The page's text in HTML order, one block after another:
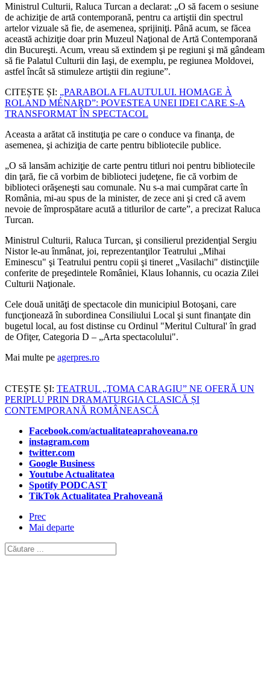
Ministrul Culturii, Raluca Turcan a declarat: „O să facem o sesiune
de achiziţie de artă contemporană, pentru ca artiştii din spectrul
artelor vizuale să fie, de asemenea, sprijiniţi. Până acum, se făcea
această achiziţie doar prin Muzeul Naţional de Artă Contemporană
din Bucureşti. Acum, vreau să extindem şi pe regiuni şi mă gândeam
să fie Palatul Culturii din Iaşi, de exemplu, pe regiunea Moldovei,
astfel încât să stimuleze artiştii din regiune”.
CITEȘTE ȘI: „PARABOLA FLAUTULUI. HOMAGE À
ROLAND MÉNARD”: POVESTEA UNEI IDEI CARE S-A
TRANSFORMAT ÎN SPECTACOL
Aceasta a arătat că instituţia pe care o conduce va finanţa, de
asemenea, şi achiziţia de carte pentru bibliotecile publice.
„O să lansăm achiziţie de carte pentru titluri noi pentru bibliotecile
din ţară, fie că vorbim de biblioteci judeţene, fie că vorbim de
biblioteci orăşeneşti sau comunale. Nu s-a mai cumpărat carte în
România, mi-au spus de la minister, de zece ani şi cred că avem
nevoie de împrospătare acută a titlurilor de carte”, a precizat Raluca
Turcan.
Ministrul Culturii, Raluca Turcan, şi consilierul prezidenţial Sergiu
Nistor le-au înmânat, joi, reprezentanţilor Teatrului „Mihai
Eminescu" şi Teatrului pentru copii şi tineret „Vasilachi" distincţiile
conferite de preşedintele României, Klaus Iohannis, cu ocazia Zilei
Culturii Naţionale.
Cele două unităţi de spectacole din municipiul Botoşani, care
funcţionează în subordinea Consiliului Local şi sunt finanţate din
bugetul local, au fost distinse cu Ordinul "Meritul Cultural' în grad
de Ofiţer, Categoria D – „Arta spectacolului".
Mai multe pe agerpres.ro
CTEȘTE ȘI: TEATRUL „TOMA CARAGIU” NE OFERĂ UN
PERIPLU PRIN DRAMATURGIA CLASICĂ ȘI
CONTEMPORANĂ ROMÂNEASCĂ
Facebook.com/actualitateaprahoveana.ro
instagram.com
twitter.com
Google Business
Youtube Actualitatea
Spotify PODCAST
TikTok Actualitatea Prahoveană
Prec
Mai departe